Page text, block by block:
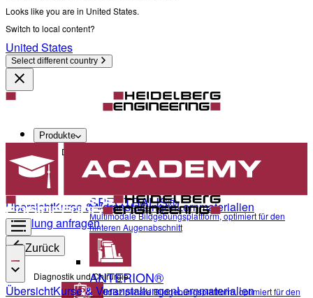
Looks like you are in United States.
Switch to local content?
United States
Select different country
Produkte
Diagnostik und Chirurgie
SPECTRALIS®
Multimodale Bildgebungsplattform, optimiert für den
hinteren Augenabschnitt
ANTERION®
Multidisziplinäre Bildgebungsplattform, optimiert für den
ÜbersichtKurse & VeranstaltungenLernmaterialien
Schulung anfragen
Zurück
Diagnostik und Chirurgie
ÜbersichtKurse & VeranstaltungenLernmaterialien